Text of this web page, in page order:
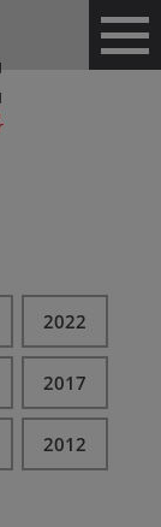
2022
2017
2012